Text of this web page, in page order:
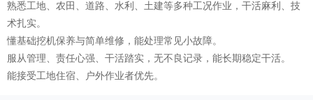
熟悉工地、农田、道路、水利、土建等多种工况作业，干活麻利、技
术扎实。
懂基础挖机保养与简单维修，能处理常见小故障。
服从管理、责任心强、干活踏实，无不良记录，能长期稳定干活。
能接受工地住宿、户外作业者优先。